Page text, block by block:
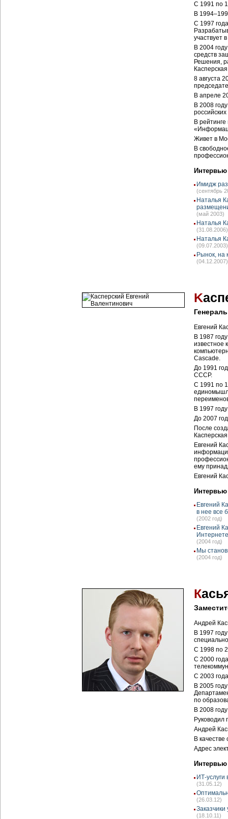
С 1991 по
В
С 1997
участвует
В 2004
средств
Решения,
8 августа
В апреле
В 2008
В
Живет в
В
Интервью
Имидж
(сентябрь
Наталья
(май 2003)
Наталья
(31.08.2006)
Наталья
(09.07.2003)
Рынок, на
(04.12.2007)
K
Евгений
В 1987
известное
Cascade.
До 1991
СССР.
С 1991 по
В 1997
До 2007
После
Евгений
ему
Евгений
Интервью
Евгений
в нее все
(2002 год)
Евгений
Интернете
(2004 год)
Мы
(2004 год)
К
Андрей
В 1997
С 1998 по
С 2000
С 2003
В 2005
по
В 2008
Руководил
Андрей
В
Адрес
Интервью
ИТ-услуги
(31.05.12)
(26.03.12)
(18.10.11)